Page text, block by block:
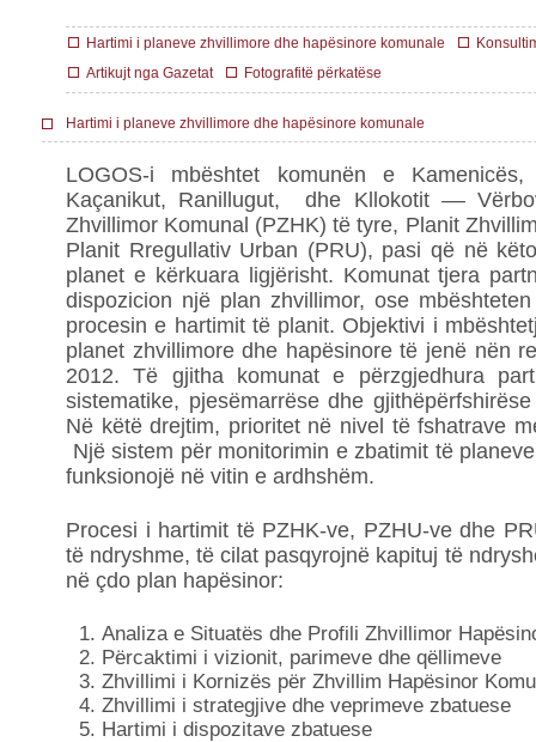
Hartimi i planeve zhvillimore dhe hapësinore komunale
Artikujt nga Gazetat
Fotografitë përkatëse
Hartimi i planeve zhvillimore dhe hapësinore komunale
LOGOS-i mbështet komunën e Kamenicës,
Kaçanikut, Ranillugut, dhe Kllokotit ––
Zhvillimor Komunal (PZHK) të tyre, Planit
Planit Rregullativ Urban (PRU), pasi që në
planet e kërkuara ligjërisht. Komunat tjera
dispozicion një plan zhvillimor, ose
procesin e hartimit të planit. Objektivi i
planet zhvillimore dhe hapësinore të jenë nën
2012. Të gjitha komunat e përzgjedhura
sistematike, pjesëmarrëse dhe
Në këtë drejtim, prioritet në nivel të fshatrave
Një sistem për monitorimin e zbatimit të
funksionojë në vitin e ardhshëm.
Procesi i hartimit të PZHK-ve, PZHU-ve dhe
të ndryshme, të cilat pasqyrojnë kapituj të
në çdo plan hapësinor:
Analiza e Situatës dhe Profili Zhvillimor
Përcaktimi i vizionit, parimeve dhe qëllimeve
Zhvillimi i Kornizës për Zhvillim Hapësinor
Zhvillimi i strategjive dhe veprimeve zbatuese
Hartimi i dispozitave zbatuese